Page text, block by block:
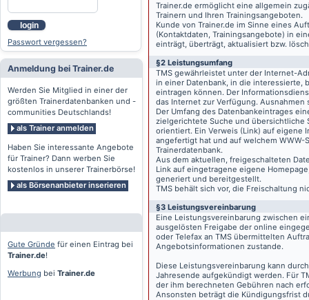
login
Passwort vergessen?
Anmeldung bei Trainer.de
Werden Sie Mitglied in einer der
größten Trainerdatenbanken und -
communities Deutschlands!
als Trainer anmelden
Haben Sie interessante Angebote
für Trainer? Dann werben Sie
kostenlos in unserer Trainerbörse!
als Börsenanbieter inserieren
Gute Gründe für einen Eintrag bei
Trainer.de!
Werbung bei Trainer.de
Trainer.de ermöglicht eine allgemein
Trainern und Ihren Trainingsangeboten.
Kunde von Trainer.de im Sinne eines
(Kontaktdaten, Trainingsangebote) in
einträgt, überträgt, aktualisiert bzw.
§2 Leistungsumfang
TMS gewährleistet unter der Internet-
in einer Datenbank, in die interessierte,
eintragen können. Der
das Internet zur Verfügung.
Der Umfang des Datenbankeintrages
zielgerichtete Suche und übersichtliche
orientiert. Ein Verweis (Link) auf eigene
angefertigt hat und auf welchem
Trainerdatenbank.
Aus dem aktuellen, freigeschalteten
Link auf eingetragene eigene
generiert und bereitgestellt.
TMS behält sich vor, die Freischaltung
§3 Leistungsvereinbarung
Eine Leistungsvereinbarung zwischen
ausgelösten Freigabe der online
oder Telefax an TMS übermittelten
Angebotsinformationen zustande.
Diese Leistungsvereinbarung kann
Jahresende aufgekündigt werden. Für
der ihm berechneten Gebühren nach
Ansonsten beträgt die Kündigungsfrist